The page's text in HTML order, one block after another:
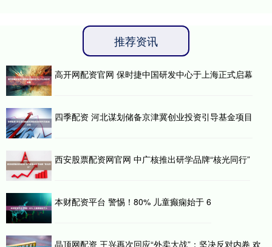
推荐资讯
高开网配资官网 保时捷中国研发中心于上海正式启幕
四季配资 河北谋划储备京津冀创业投资引导基金项目
西安股票配资网官网 中广核推出研学品牌“核光同行”
本财配资平台 警惕！80% 儿童癫痫始于 6
晶顶网配资 王兴再次回应“外卖大战”：坚决反对内卷 欢